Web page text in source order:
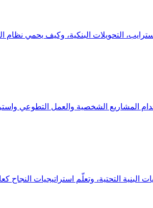
التحويلات البنكية، وكيف يحمي نظام
المشاريع الشخصية والعمل التطوعي
التحتية، وتعلّم استراتيجيات النجاح